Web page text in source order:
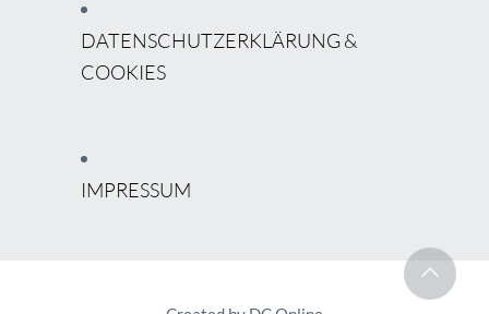
DATENSCHUTZERKLÄRUNG &
COOKIES
IMPRESSUM